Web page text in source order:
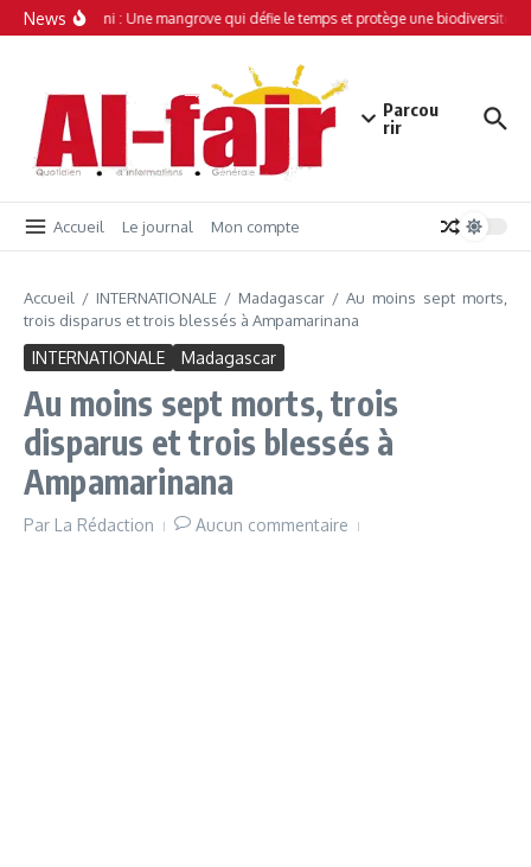
Aller au contenu
News
Simamboini : Une mangrove qui défie le temps et protège une biodiversité
Parcou
rir
Accueil Le journal Mon compte
Accueil / INTERNATIONALE / Madagascar / Au moins sept morts,
trois disparus et trois blessés à Ampamarinana
INTERNATIONALE Madagascar
Au moins sept morts, trois
disparus et trois blessés à
Ampamarinana
Par La Rédaction Aucun commentaire